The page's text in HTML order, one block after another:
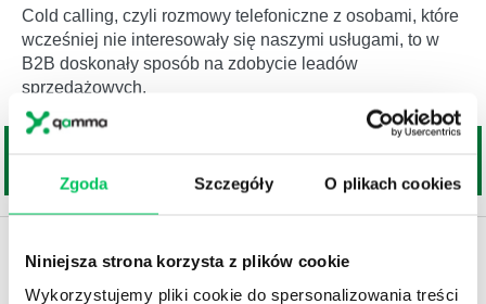
Zgoda Szczegóły O plikach cookies
Niniejsza strona korzysta z plików cookie
Wykorzystujemy pliki cookie do spersonalizowania treści
Cold calling, czyli rozmowy telefoniczne z osobami, które
wcześniej nie interesowały się naszymi usługami, to w
B2B doskonały sposób na zdobycie leadów
sprzedażowych.